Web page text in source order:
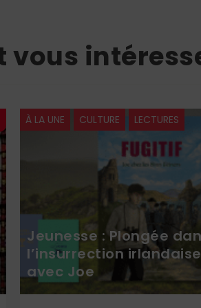
vous
À LA UNE CULTURE LECTURES
Jeunesse : Plongée
l’insurrection irlandaise
avec Joe